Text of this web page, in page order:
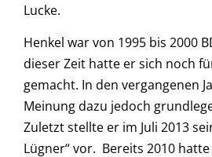
Lucke.
Henkel war von 1995 bis 2000
dieser Zeit hatte er sich noch
gemacht. In den vergangenen
Meinung dazu jedoch
Zuletzt stellte er im Juli 2013
Lügner“ vor. Bereits 2010